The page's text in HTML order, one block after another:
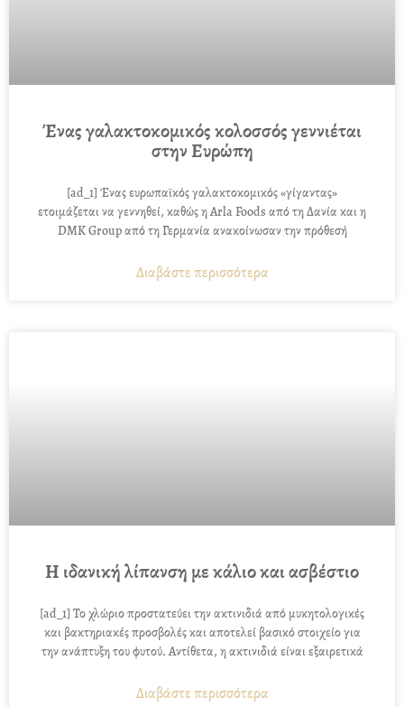
Ένας γαλακτοκομικός κολοσσός γεννιέται
στην Ευρώπη
[ad_1] Ένας ευρωπαϊκός γαλακτοκομικός «γίγαντας»
ετοιμάζεται να γεννηθεί, καθώς η Arla Foods από τη Δανία και η
DMK Group από τη Γερμανία ανακοίνωσαν την πρόθεσή
Διαβάστε περισσότερα
Η ιδανική λίπανση με κάλιο και ασβέστιο
[ad_1] Το χλώριο προστατεύει την ακτινιδιά από μυκητολογικές
και βακτηριακές προσβολές και αποτελεί βασικό στοιχείο για
την ανάπτυξη του φυτού. Αντίθετα, η ακτινιδιά είναι εξαιρετικά
Διαβάστε περισσότερα